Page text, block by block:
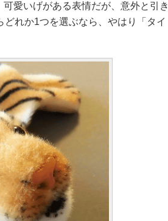
愛いげがある表情だが、意外と引き
れか1つを選ぶなら、やはり「タイ